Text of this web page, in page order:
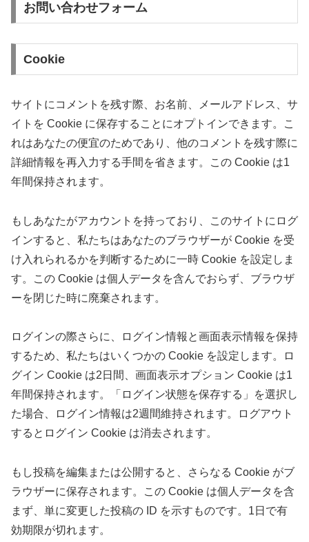
お問い合わせフォーム
Cookie
サイトにコメントを残す際、お名前、メールアドレス、サ
イトを Cookie に保存することにオプトインできます。こ
れはあなたの便宜のためであり、他のコメントを残す際に
詳細情報を再入力する手間を省きます。この Cookie は1
年間保持されます。
もしあなたがアカウントを持っており、このサイトにログ
インすると、私たちはあなたのブラウザーが Cookie を受
け入れられるかを判断するために一時 Cookie を設定しま
す。この Cookie は個人データを含んでおらず、ブラウザ
ーを閉じた時に廃棄されます。
ログインの際さらに、ログイン情報と画面表示情報を保持
するため、私たちはいくつかの Cookie を設定します。ロ
グイン Cookie は2日間、画面表示オプション Cookie は1
年間保持されます。「ログイン状態を保存する」を選択し
た場合、ログイン情報は2週間維持されます。ログアウト
するとログイン Cookie は消去されます。
もし投稿を編集または公開すると、さらなる Cookie がブ
ラウザーに保存されます。この Cookie は個人データを含
まず、単に変更した投稿の ID を示すものです。1日で有
効期限が切れます。